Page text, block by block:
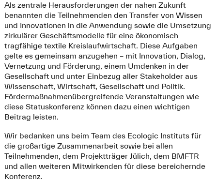
Als zentrale Herausforderungen der nahen Zukunft
benannten die Teilnehmenden den Transfer von Wissen
und Innovationen in die Anwendung sowie die Umsetzung
zirkulärer Geschäftsmodelle für eine ökonomisch
tragfähige textile Kreislaufwirtschaft. Diese Aufgaben
gelte es gemeinsam anzugehen – mit Innovation, Dialog,
Vernetzung und Förderung, einem Umdenken in der
Gesellschaft und unter Einbezug aller Stakeholder aus
Wissenschaft, Wirtschaft, Gesellschaft und Politik.
Fördermaßnahmenübergreifende Veranstaltungen wie
diese Statuskonferenz können dazu einen wichtigen
Beitrag leisten.
Wir bedanken uns beim Team des Ecologic Instituts für
die großartige Zusammenarbeit sowie bei allen
Teilnehmenden, dem Projektträger Jülich, dem BMFTR
und allen weiteren Mitwirkenden für diese bereichernde
Konferenz.